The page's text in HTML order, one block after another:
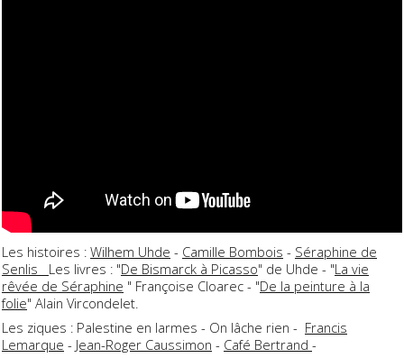
Les histoires : Wilhem Uhde - Camille Bombois - Séraphine de
Senlis Les livres : "De Bismarck à Picasso" de Uhde - "La vie
rêvée de Séraphine " Françoise Cloarec - "De la peinture à la
folie" Alain Vircondelet.
Les ziques : Palestine en larmes - On lâche rien - Francis
Lemarque - Jean-Roger Caussimon - Café Bertrand -